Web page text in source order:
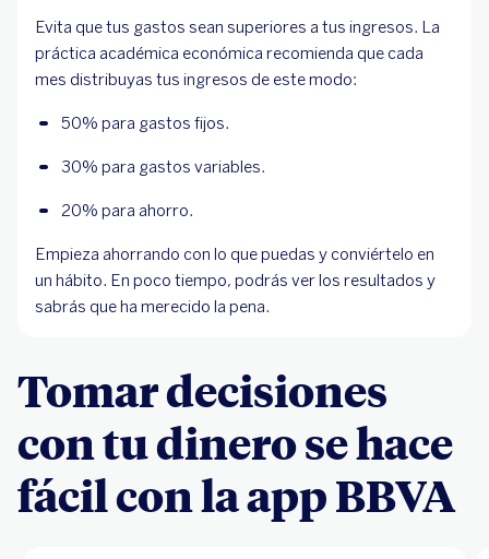
Evita que tus gastos sean superiores a tus ingresos. La
práctica académica económica recomienda que cada
mes distribuyas tus ingresos de este modo:
50% para gastos fijos.
30% para gastos variables.
20% para ahorro.
Empieza ahorrando con lo que puedas y conviértelo en
un hábito. En poco tiempo, podrás ver los resultados y
sabrás que ha merecido la pena.
Tomar decisiones
con tu dinero se hace
fácil con la app BBVA